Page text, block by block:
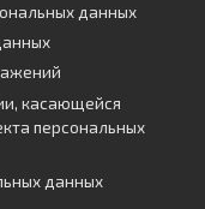
данных
касающейся
персональных
данных